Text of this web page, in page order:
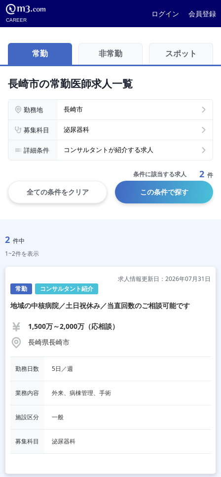
CAREER
ログイン 会員登録
常勤 非常勤 スポット
長崎市の常勤医師求人一覧
勤務地 長崎市
募集科目 泌尿器科
詳細条件 コンサルタントが紹介する求人
条件に該当する求人 2 件
全ての条件をクリア この条件で探す
2 件中
1~2件を表示
常勤 コンサルタント紹介
求人情報更新日：2026年07月31日
地域の中核病院／土日祝休み／当直回数のご相談可能です
1,500万～2,000万（応相談）
長崎県長崎市
勤務日数 5日／週
業務内容 外来、病棟管理、手術
施設区分 一般
募集科目 泌尿器科